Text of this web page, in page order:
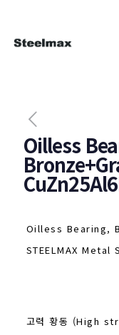
Oilless
Oilless Bearing,
STEELMAX Metal
고력 황동 (High